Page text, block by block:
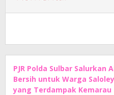
PJR Polda Sulbar Salurkan
Bersih untuk Warga
yang Terdampak Kemarau